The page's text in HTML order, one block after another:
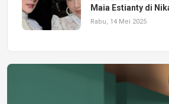
Maia Estianty di
Rabu, 14 Mei 2025